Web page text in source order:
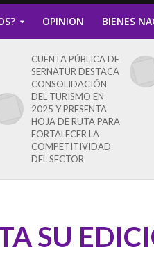
OPINION BIENES
CUENTA PÚBLICA DE
SERNATUR DESTACA
CONSOLIDACIÓN
DEL TURISMO EN
2025 Y PRESENTA
HOJA DE RUTA PARA
FORTALECER LA
COMPETITIVIDAD
DEL SECTOR
SU